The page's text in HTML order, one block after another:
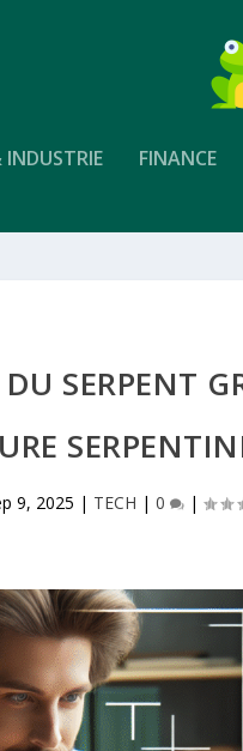
INDUSTRIE FINANCE
DU SERPENT
9, 2025 | TECH | 0 |